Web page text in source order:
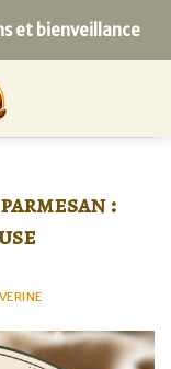
et bienveillance
: